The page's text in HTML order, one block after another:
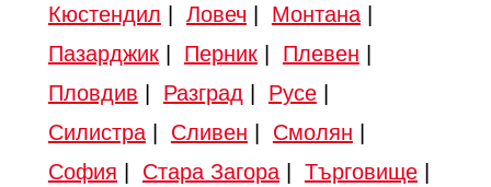
Кюстендил
Ловеч Монтана|
Пазарджик| Перник| Плевен
Пловдив
Разград Русе|
Силистра| Сливен Смолян
София
Стара Загора| Търговище|